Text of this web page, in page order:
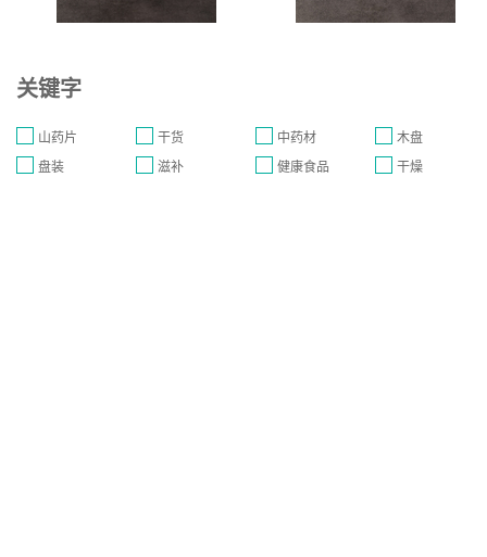
关键字
山药片 干货 中药材
木盘
盘装
滋补 健康食品 干燥